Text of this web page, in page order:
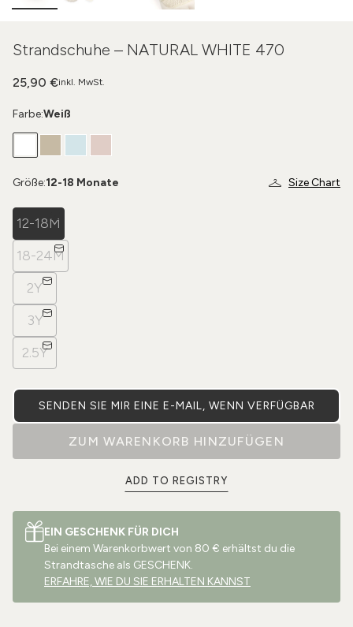
Strandschuhe – NATURAL WHITE 470
inkl. MwSt.
25,90 €
Farbe:Weiß
Size Chart
Größe:12-18 Monate
12-18M
18-24M
2Y
3Y
2.5Y
SENDEN SIE MIR EINE E-MAIL, WENN VERFÜGBAR
ZUM WARENKORB HINZUFÜGEN
ADD TO REGISTRY
EIN GESCHENK FÜR DICH
Bei einem Warenkorbwert von 80 € erhältst du die
Strandtasche als GESCHENK.
ERFAHRE, WIE DU SIE ERHALTEN KANNST